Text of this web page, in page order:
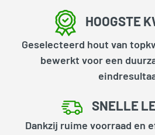
HOOGSTE
Geselecteerd hout van
bewerkt voor een
SNELLE
Dankzij ruime voorraad en